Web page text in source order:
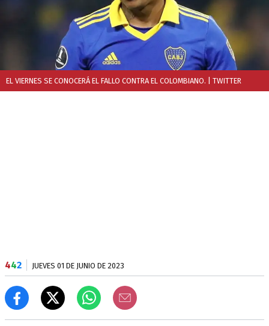
EL VIERNES SE CONOCERÁ EL FALLO CONTRA EL COLOMBIANO. | TWITTER
442 JUEVES 01 DE JUNIO DE 2023